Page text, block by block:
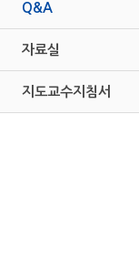
Q&A
자료실
지도교수지침서